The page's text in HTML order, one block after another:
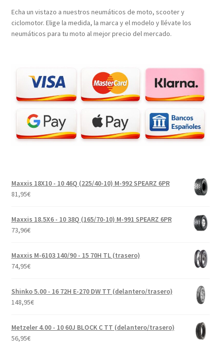
Echa un vistazo a nuestros neumáticos de moto, scooter y
ciclomotor. Elige la medida, la marca y el modelo y llévate los
neumáticos para tu moto al mejor precio del mercado.
Maxxis 18X10 - 10 46Q (225/40-10) M-992 SPEARZ 6PR
81,95€
Maxxis 18.5X6 - 10 38Q (165/70-10) M-991 SPEARZ 6PR
73,96€
Maxxis M-6103 140/90 - 15 70H TL (trasero)
74,95€
Shinko 5.00 - 16 72H E-270 DW TT (delantero/trasero)
148,95€
Metzeler 4.00 - 10 60J BLOCK C TT (delantero/trasero)
56,95€